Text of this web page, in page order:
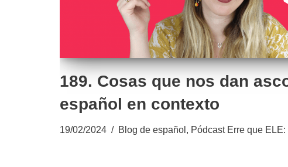
189. Cosas que nos dan
español en contexto
19/02/2024 Blog de español Pódcast Erre que